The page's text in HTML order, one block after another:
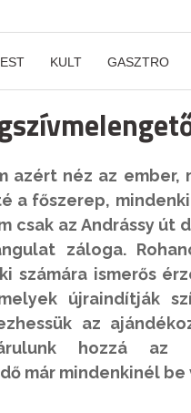
KULT GASZTRO
azért néz az
a főszerep,
csak az Andrássy út
záloga.
számára ismerős
újraindítják
az
járulunk hozzá
már mindenkinél be